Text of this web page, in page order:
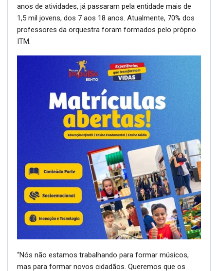
anos de atividades, já passaram pela entidade mais de
1,5 mil jovens, dos 7 aos 18 anos. Atualmente, 70% dos
professores da orquestra foram formados pelo próprio
ITM.
“Nós não estamos trabalhando para formar músicos,
mas para formar novos cidadãos. Queremos que os